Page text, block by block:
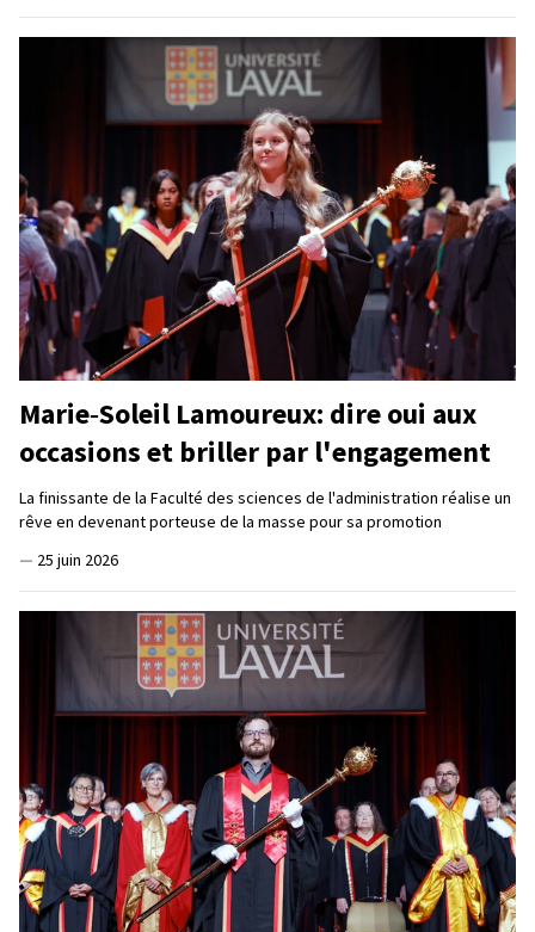
Marie‑Soleil Lamoureux: dire oui aux
occasions et briller par l'engagement
La finissante de la Faculté des sciences de l'administration réalise un
rêve en devenant porteuse de la masse pour sa promotion
— 25 juin 2026